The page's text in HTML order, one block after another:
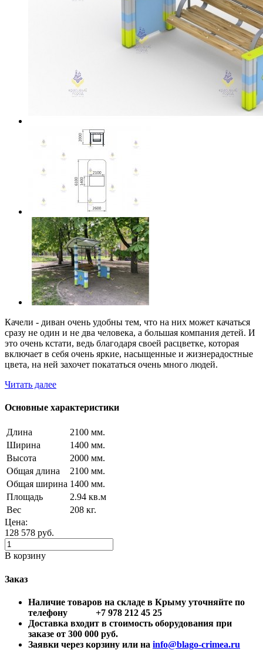
Качели - диван очень удобны тем, что на них может качаться
сразу не один и не два человека, а большая компания детей. И
это очень кстати, ведь благодаря своей расцветке, которая
включает в себя очень яркие, насыщенные и жизнерадостные
цвета, на ней захочет покататься очень много людей.
Читать далее
Основные характеристики
Длина
2100 мм.
Ширина
1400 мм.
Высота
2000 мм.
Общая длина
2100 мм.
Общая ширина 1400 мм.
Площадь
2.94 кв.м
Вес
208 кг.
Цена:
128 578 руб.
В корзину
Заказ
Наличие товаров на складе в Крыму уточняйте по
телефону +7 978 212 45 25
Доставка входит в стоимость оборудования при
заказе от 300 000 руб.
Заявки через корзину или на info@blago-crimea.ru